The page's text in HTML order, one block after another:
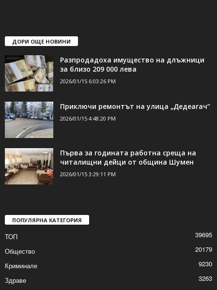
ДОРИ ОЩЕ НОВИНИ
Разпродадоха имущество на длъжници
за близо 209 000 лева
2026/01/15 6:03:26 PM
Приключи ремонтът на улица „Дедеагач“
2026/01/15 4:48:20 PM
Първа за годината работна среща на
читалищни дейци от община Шумен
2026/01/15 3:29:11 PM
ПОПУЛЯРНА КАТЕГОРИЯ
ТОП
39695
Общество
20179
Криминале
9230
Здраве
3263